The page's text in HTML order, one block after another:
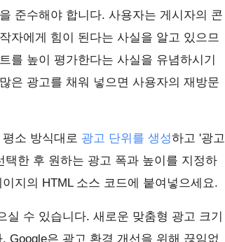
을 준수해야 합니다. 사용자는 게시자의 콘
자에게 힘이 된다는 사실을 알고 있으므
를 높이 평가한다는 사실을 유념하시기
은 광고를 채워 넣으면 사용자의 재방문
소 방식대로 광고 단위를 생성하고 '광고
택한 후 원하는 광고 폭과 높이를 지정하
지의 HTML 소스 코드에 붙여넣으세요.
실 수 있습니다. 새로운 맞춤형 광고 크기
Google은 광고 환경 개선을 위해 끊임없